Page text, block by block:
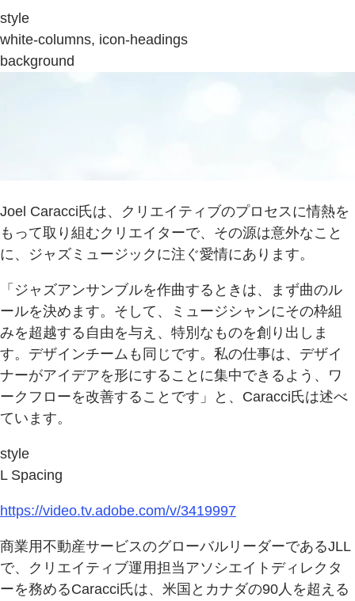
style
white-columns, icon-headings
background
Joel Caracci氏は、クリエイティブのプロセスに情熱を
もって取り組むクリエイターで、その源は意外なこと
に、ジャズミュージックに注ぐ愛情にあります。
「ジャズアンサンブルを作曲するときは、まず曲のル
ールを決めます。そして、ミュージシャンにその枠組
みを超越する自由を与え、特別なものを創り出しま
す。デザインチームも同じです。私の仕事は、デザイ
ナーがアイデアを形にすることに集中できるよう、ワ
ークフローを改善することです」と、Caracci氏は述べ
ています。
style
L Spacing
https://video.tv.adobe.com/v/3419997
商業用不動産サービスのグローバルリーダーであるJLL
で、クリエイティブ運用担当アソシエイトディレクタ
ーを務めるCaracci氏は、米国とカナダの90人を超える